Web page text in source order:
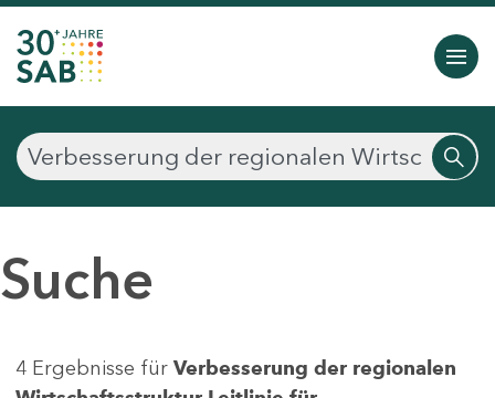
Suche
4 Ergebnisse für Verbesserung der regionalen